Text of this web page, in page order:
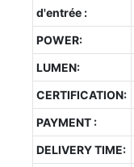
d'entrée :
POWER:
LUMEN:
CERTIFICATION:
PAYMENT :
DELIVERY TIME: